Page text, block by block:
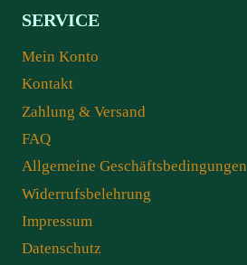
SERVICE
Mein Konto
Kontakt
Zahlung & Versand
FAQ
Allgemeine Geschäftsbedingungen
Widerrufsbelehrung
Impressum
Datenschutz